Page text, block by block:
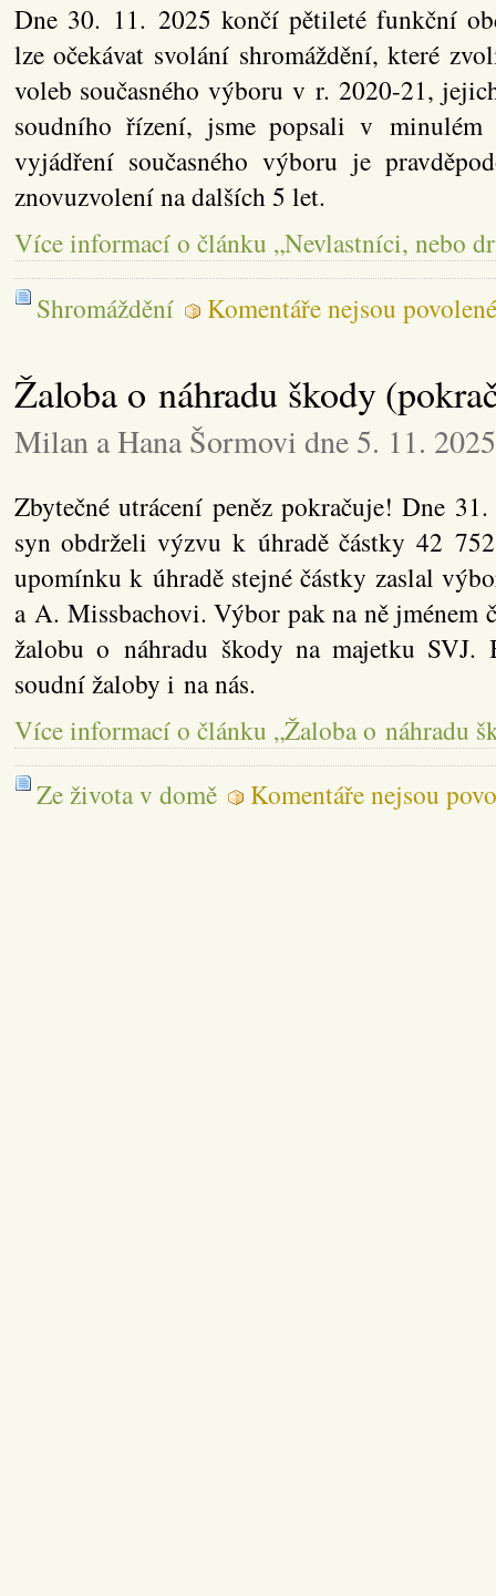
Dne 30. 11. 2025 končí pětileté funkční
lze očekávat svolání shromáždění, které
voleb současného výboru v r. 2020-21,
soudního řízení, jsme popsali v
vyjádření současného výboru je
znovuzvolení na dalších 5 let.
Více informací o článku „Nevlastníci, nebo
Shromáždění
Komentáře nejsou povolené
Žaloba o náhradu škody
Milan a Hana Šormovi dne 5. 11. 2025
Zbytečné utrácení peněz pokračuje! Dne
syn obdrželi výzvu k úhradě částky 42
upomínku k úhradě stejné částky zaslal
a A. Missbachovi. Výbor pak na ně jménem
žalobu o náhradu škody na majetku SVJ.
soudní žaloby i na nás.
Více informací o článku „Žaloba o náhradu
Ze života v domě
Komentáře nejsou